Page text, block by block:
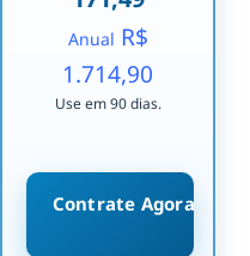
Anual R$
1.714,90
Use em 90 dias.
Contrate Agora